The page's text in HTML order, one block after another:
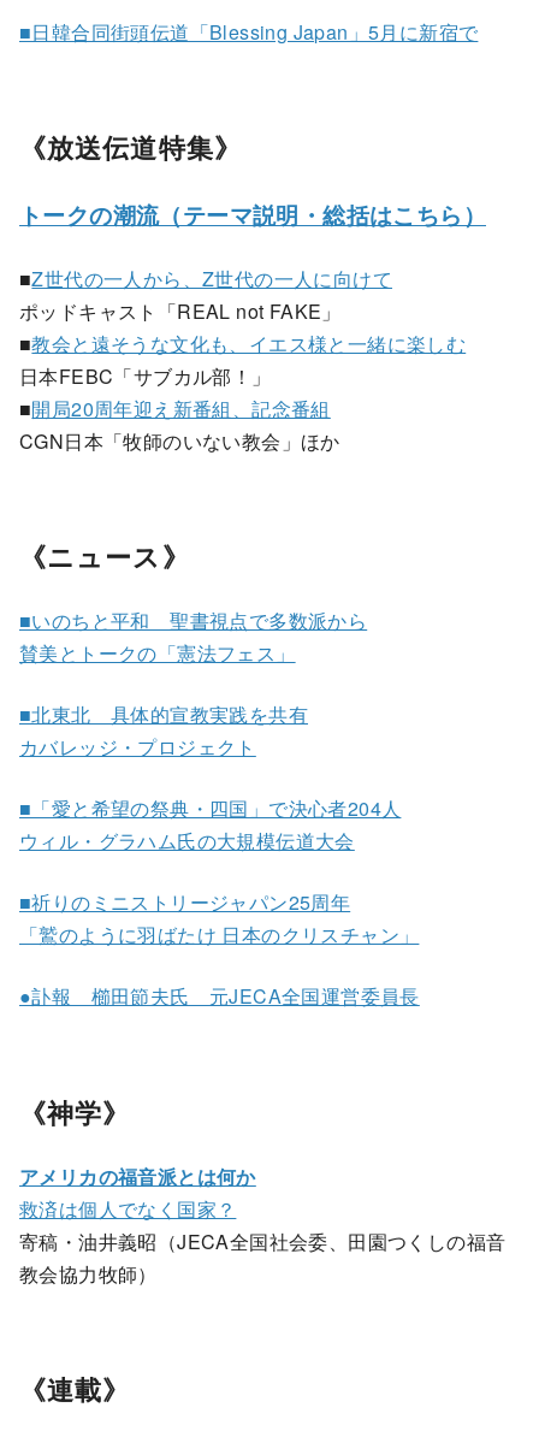
■日韓合同街頭伝道「Blessing Japan」5月に新宿で
《放送伝道特集》
トークの潮流（テーマ説明・総括はこちら）
■Z世代の一人から、Z世代の一人に向けて
ポッドキャスト「REAL not FAKE」
■教会と遠そうな文化も、イエス様と一緒に楽しむ
日本FEBC「サブカル部！」
■開局20周年迎え新番組、記念番組
CGN日本「牧師のいない教会」ほか
《ニュース》
■いのちと平和 聖書視点で多数派から
賛美とトークの「憲法フェス」
■北東北 具体的宣教実践を共有
カバレッジ・プロジェクト
■「愛と希望の祭典・四国」で決心者204人
ウィル・グラハム氏の大規模伝道大会
■祈りのミニストリージャパン25周年
「鷲のように羽ばたけ 日本のクリスチャン」
●訃報 櫛田節夫氏 元JECA全国運営委員長
《神学》
アメリカの福音派とは何か
救済は個人でなく国家？
寄稿・油井義昭（JECA全国社会委、田園つくしの福音
教会協力牧師）
《連載》